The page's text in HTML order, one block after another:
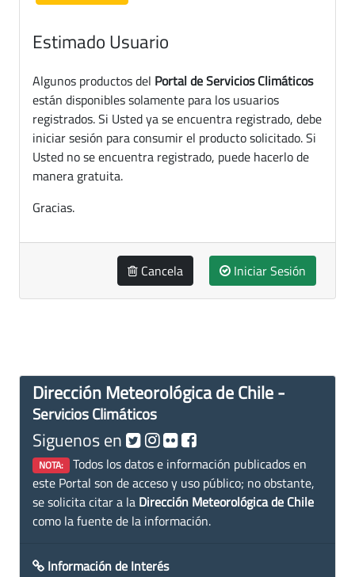
Estimado Usuario
Algunos productos del Portal de Servicios Climáticos
están disponibles solamente para los usuarios
registrados. Si Usted ya se encuentra registrado, debe
iniciar sesión para consumir el producto solicitado. Si
Usted no se encuentra registrado, puede hacerlo de
manera gratuita.
Gracias.
Cancela Iniciar Sesión
Dirección Meteorológica de Chile -
Servicios Climáticos
Siguenos en
NOTA: Todos los datos e información publicados en
este Portal son de acceso y uso público; no obstante,
se solicita citar a la Dirección Meteorológica de Chile
como la fuente de la información.
Información de Interés